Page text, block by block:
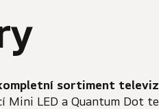
sortiment
Mini LED a Quantum Dot